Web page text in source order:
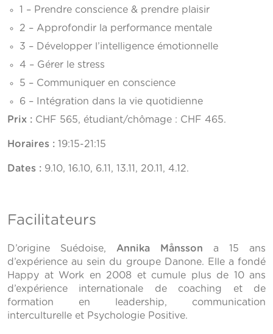
1 – Prendre conscience & prendre plaisir
2 – Approfondir la performance mentale
3 – Développer l’intelligence émotionnelle
4 – Gérer le stress
5 – Communiquer en conscience
6 – Intégration dans la vie quotidienne
Prix : CHF 565, étudiant/chômage : CHF 465.
Horaires : 19:15-21:15
Dates : 9.10, 16.10, 6.11, 13.11, 20.11, 4.12.
Facilitateurs
D’origine Suédoise, Annika Månsson a 15 ans
d’expérience au sein du groupe Danone. Elle a fondé
Happy at Work en 2008 et cumule plus de 10 ans
d’expérience internationale de coaching et de
formation en leadership, communication
interculturelle et Psychologie Positive.